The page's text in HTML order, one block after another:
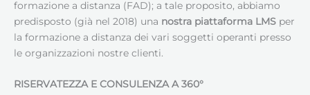
formazione a distanza (FAD); a tale proposito, abbiamo
predisposto (già nel 2018) una nostra piattaforma LMS per
la formazione a distanza dei vari soggetti operanti presso
le organizzazioni nostre clienti.
RISERVATEZZA E CONSULENZA A 360°